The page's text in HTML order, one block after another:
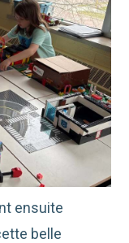
ensuite
belle